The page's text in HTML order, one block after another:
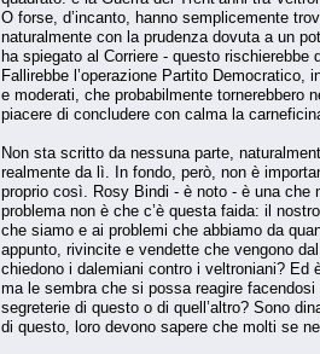
O forse, d’incanto, hanno semplicemente
naturalmente con la prudenza dovuta a un
ha spiegato al Corriere - questo
Fallirebbe l’operazione Partito
e moderati, che probabilmente tornerebbero
piacere di concludere con calma la
Non sta scritto da nessuna parte,
realmente da lì. In fondo, però, non è
proprio così. Rosy Bindi - è noto - è una
problema non è che c’è questa faida: il
che siamo e ai problemi che abbiamo da
appunto, rivincite e vendette che vengono
chiedono i dalemiani contro i veltroniani? Ed
ma le sembra che si possa reagire
segreterie di questo o di quell’altro? Sono
di questo, loro devono sapere che molti se